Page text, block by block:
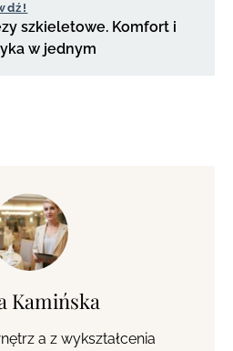
szkieletowe. Komfort i
w jednym
Kamińska
a z wykształcenia